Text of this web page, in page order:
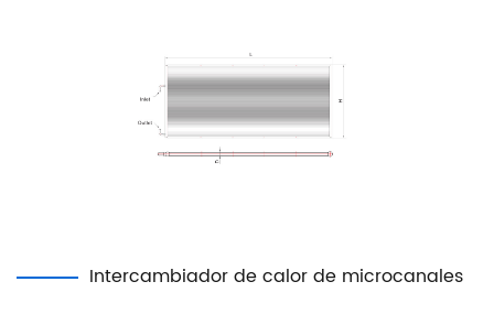
Intercambiador de calor de microcanales